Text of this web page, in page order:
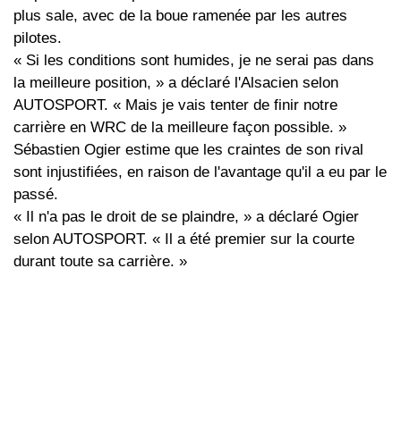
plus sale, avec de la boue ramenée par les autres
pilotes.
« Si les conditions sont humides, je ne serai pas dans
la meilleure position, » a déclaré l'Alsacien selon
AUTOSPORT. « Mais je vais tenter de finir notre
carrière en WRC de la meilleure façon possible. »
Sébastien Ogier estime que les craintes de son rival
sont injustifiées, en raison de l'avantage qu'il a eu par le
passé.
« Il n'a pas le droit de se plaindre, » a déclaré Ogier
selon AUTOSPORT. « Il a été premier sur la courte
durant toute sa carrière. »